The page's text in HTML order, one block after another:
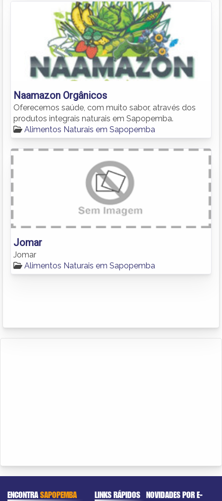
Naamazon Orgânicos
Oferecemos saúde, com muito sabor, através dos
produtos integrais naturais em Sapopemba.
Alimentos Naturais em Sapopemba
Jomar
Jomar
Alimentos Naturais em Sapopemba
ENCONTRASAPOPEMBA LINKS RÁPIDOS NOVIDADES POR E-